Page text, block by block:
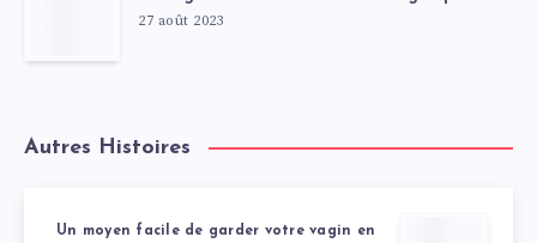
27 août 2023
Autres Histoires
Un moyen facile de garder votre vagin en